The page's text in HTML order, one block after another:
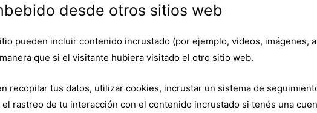
desde otros sitios web
pueden incluir contenido incrustado (por ejemplo, videos,
que si el visitante hubiera visitado el otro sitio web.
recopilar tus datos, utilizar cookies, incrustar un sistema de
rastreo de tu interacción con el contenido incrustado si tenés una